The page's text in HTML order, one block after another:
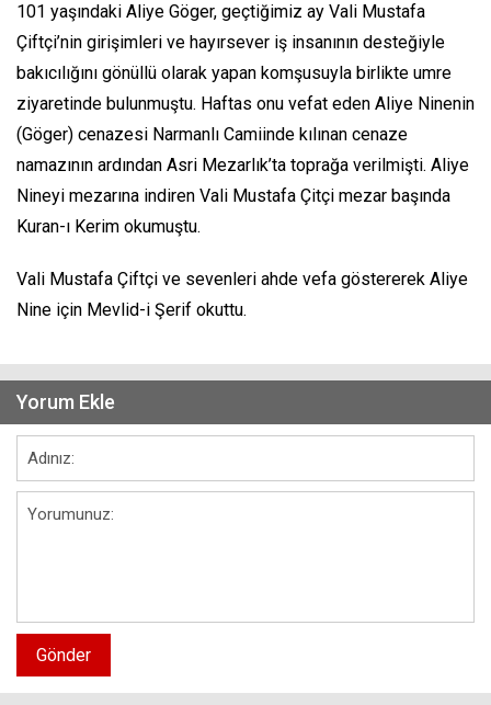
101 yaşındaki Aliye Göger, geçtiğimiz ay Vali Mustafa
Çiftçi’nin girişimleri ve hayırsever iş insanının desteğiyle
bakıcılığını gönüllü olarak yapan komşusuyla birlikte umre
ziyaretinde bulunmuştu. Haftas onu vefat eden Aliye Ninenin
(Göger) cenazesi Narmanlı Camiinde kılınan cenaze
namazının ardından Asri Mezarlık’ta toprağa verilmişti. Aliye
Nineyi mezarına indiren Vali Mustafa Çitçi mezar başında
Kuran-ı Kerim okumuştu.
Vali Mustafa Çiftçi ve sevenleri ahde vefa göstererek Aliye
Nine için Mevlid-i Şerif okuttu.
Yorum Ekle
Gönder